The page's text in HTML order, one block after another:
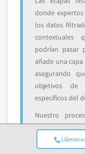
donde
los datos
contextuales
podrían pasar
añade una
asegurando
objetivos de
específicos del
Nuestro
garantiza la
✓ Validación